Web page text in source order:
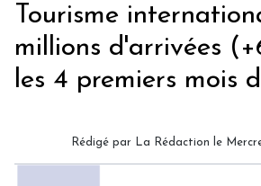
Tourisme
millions d'arrivées
les 4 premiers mois
Rédigé par La Rédaction le